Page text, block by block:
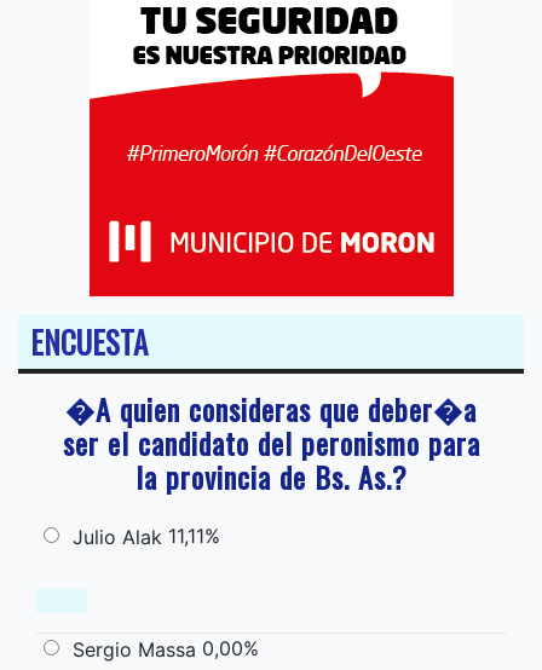
ENCUESTA
�A quien consideras que deber�a
ser el candidato del peronismo para
la provincia de Bs. As.?
Julio Alak 11,11%
Sergio Massa 0,00%